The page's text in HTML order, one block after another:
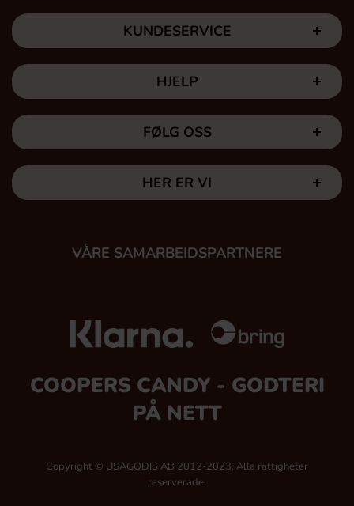
KUNDESERVICE
HJELP
FØLG OSS
HER ER VI
VÅRE SAMARBEIDSPARTNERE
COOPERS CANDY - GODTERI
PÅ NETT
Copyright © USAGODIS AB 2012-2023, Alla rättigheter
reserverade.